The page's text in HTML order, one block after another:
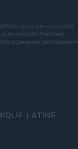
de ce que vous voyez
les produits financiers,
générales de l'institution
LATINE